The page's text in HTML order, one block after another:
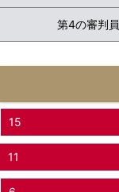
第4の審判員
15
11